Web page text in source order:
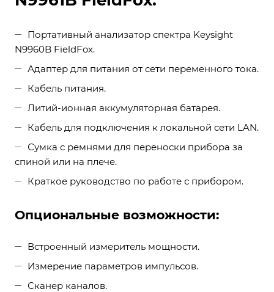
Портативный анализатор спектра Keysight
N9960B FieldFox.
Адаптер для питания от сети переменного тока.
Кабель питания.
Литий-ионная аккумуляторная батарея.
Кабель для подключения к локальной сети LAN.
Сумка с ремнями для переноски прибора за
спиной или на плече.
Краткое руководство по работе с прибором.
Опциональные возможности:
Встроенный измеритель мощности.
Измерение параметров импульсов.
Сканер каналов.